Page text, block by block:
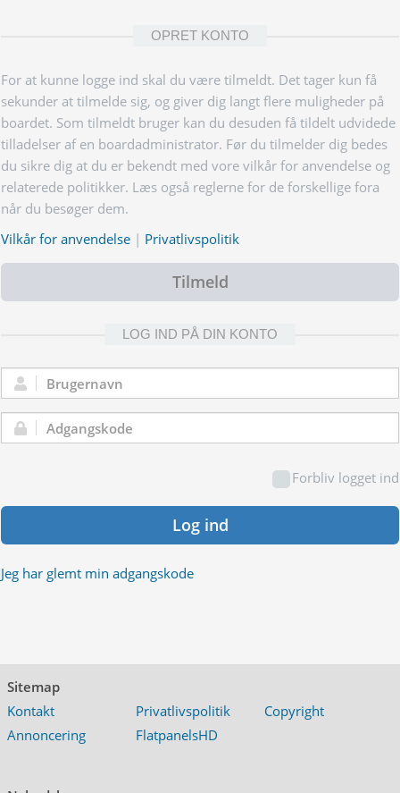
OPRET KONTO
For at kunne logge ind skal du være tilmeldt. Det tager kun få
sekunder at tilmelde sig, og giver dig langt flere muligheder på
boardet. Som tilmeldt bruger kan du desuden få tildelt udvidede
tilladelser af en boardadministrator. Før du tilmelder dig bedes
du sikre dig at du er bekendt med vore vilkår for anvendelse og
relaterede politikker. Læs også reglerne for de forskellige fora
når du besøger dem.
Vilkår for anvendelse | Privatlivspolitik
Tilmeld
LOG IND PÅ DIN KONTO
Brugernavn:
Adgangskode:
Forbliv logget ind
Log ind
Jeg har glemt min adgangskode
Sitemap
Kontakt
Privatlivspolitik
Copyright
Annoncering
FlatpanelsHD